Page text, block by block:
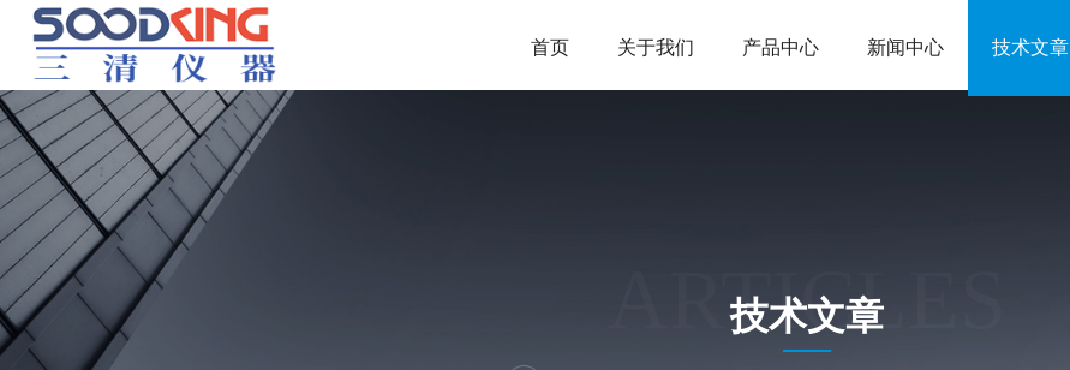
首页 关于我们 产品中心 新闻中心 技术文章
ARTICLES
技术文章